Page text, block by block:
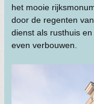
het mooie
door de regenten
dienst als rusthuis
even verbouwen.